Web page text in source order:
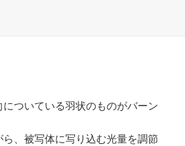
ついている羽状のものがバーン
、被写体に写り込む光量を調節